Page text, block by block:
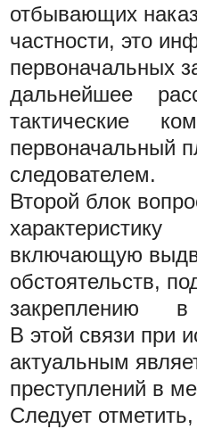
отбывающих
частности, это
первоначальных
дальнейшее
тактические
первоначальный
следователем.
Второй блок
характеристику
включающую
обстоятельств,
закреплению в
В этой связи при
актуальным
преступлений в
Следует